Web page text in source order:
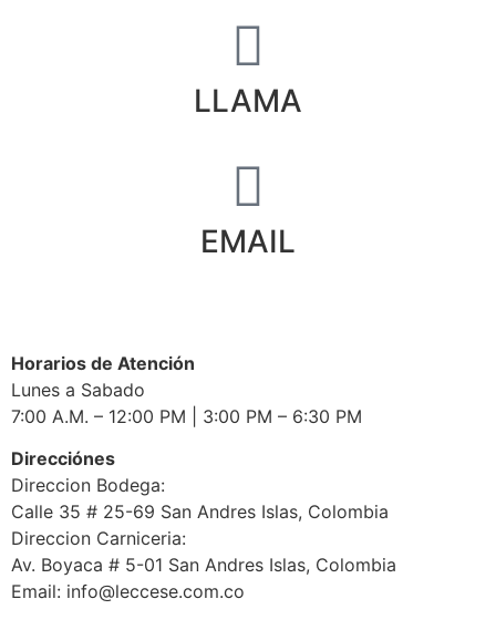
LLAMA
EMAIL
Horarios de Atención
Lunes a Sabado
7:00 A.M. – 12:00 PM | 3:00 PM – 6:30 PM
Direcciónes
Direccion Bodega:
Calle 35 # 25-69 San Andres Islas, Colombia
Direccion Carniceria:
Av. Boyaca # 5-01 San Andres Islas, Colombia
Email: info@leccese.com.co